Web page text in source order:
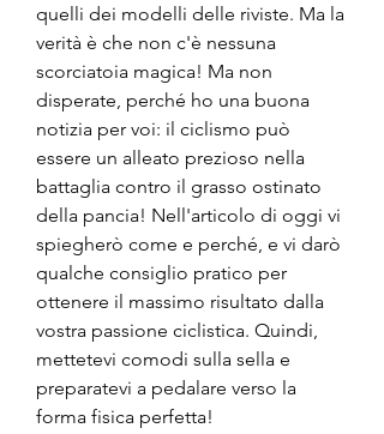
quelli dei modelli delle riviste. Ma la
verità è che non c'è nessuna
scorciatoia magica! Ma non
disperate, perché ho una buona
notizia per voi: il ciclismo può
essere un alleato prezioso nella
battaglia contro il grasso ostinato
della pancia! Nell'articolo di oggi vi
spiegherò come e perché, e vi darò
qualche consiglio pratico per
ottenere il massimo risultato dalla
vostra passione ciclistica. Quindi,
mettetevi comodi sulla sella e
preparatevi a pedalare verso la
forma fisica perfetta!